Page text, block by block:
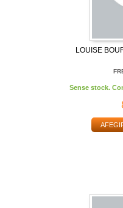
LOUISE
Sense stock.